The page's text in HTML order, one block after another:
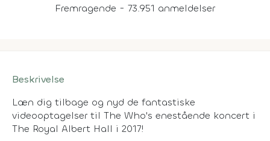
Fremragende - 73.951 anmeldelser
Beskrivelse
Læn dig tilbage og nyd de fantastiske
videooptagelser til The Who's enestående koncert i
The Royal Albert Hall i 2017!